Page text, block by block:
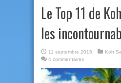
Le Top 11 de
les
11 septembre 2015 Koh
4 commentaires